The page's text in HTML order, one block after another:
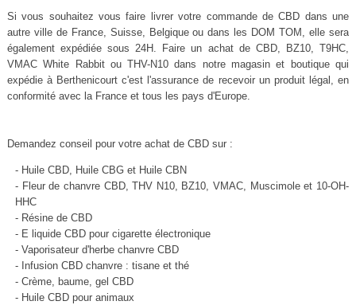
Si vous souhaitez vous faire livrer votre commande de CBD dans une
autre ville de France, Suisse, Belgique ou dans les DOM TOM, elle sera
également expédiée sous 24H. Faire un achat de CBD, BZ10, T9HC,
VMAC White Rabbit ou THV-N10 dans notre magasin et boutique qui
expédie à Berthenicourt c'est l'assurance de recevoir un produit légal, en
conformité avec la France et tous les pays d'Europe.
Demandez conseil pour votre achat de CBD sur :
- Huile CBD, Huile CBG et Huile CBN
- Fleur de chanvre CBD, THV N10, BZ10, VMAC, Muscimole et 10-OH-
HHC
- Résine de CBD
- E liquide CBD pour cigarette électronique
- Vaporisateur d'herbe chanvre CBD
- Infusion CBD chanvre : tisane et thé
- Crème, baume, gel CBD
- Huile CBD pour animaux